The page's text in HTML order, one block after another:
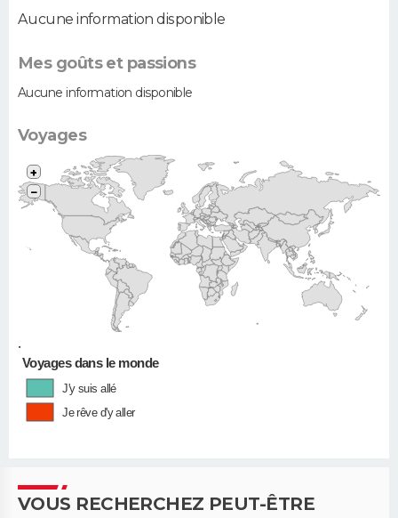
Aucune information disponible
Mes goûts et passions
Aucune information disponible
Voyages
•
+
−
Voyages dans le monde
J'y suis allé
Je rêve d'y aller
VOUS RECHERCHEZ PEUT-ÊTRE